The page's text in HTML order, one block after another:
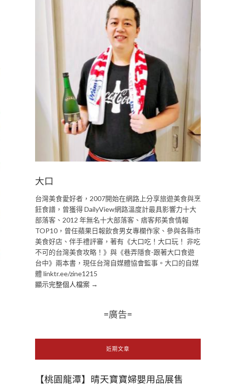
大口
台灣美食愛好者，2007開始在網路上分享旅遊美食與烹
飪食譜，曾獲得 DailyView網路溫度計最具影響力十大
部落客、2012 年無名十大部落客、痞客邦美食情報
TOP10，曾任蘋果日報飲食男女專欄作家、參與各縣市
美食好店、伴手禮評審，著有《大口吃！大口玩！ 非吃
不可的台灣美食攻略！》與《巷弄隱食-跟著大口食遊
台中》兩本書，現任台灣自媒體協會監事。大口的自媒
體 linktr.ee/zine1215
顯示完整個人檔案 →
=廣告=
近期文章
【桃園龍潭】晴天寶寶婦嬰用品展售